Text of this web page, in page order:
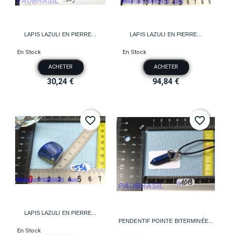
LAPIS LAZULI EN PIERRE...
En Stock
ACHETER
30,24 €
LAPIS LAZULI EN PIERRE...
En Stock
ACHETER
94,84 €
LAPIS LAZULI EN PIERRE...
En Stock
favorite_border
PENDENTIF POINTE BITERMINÉE...
favorite_border